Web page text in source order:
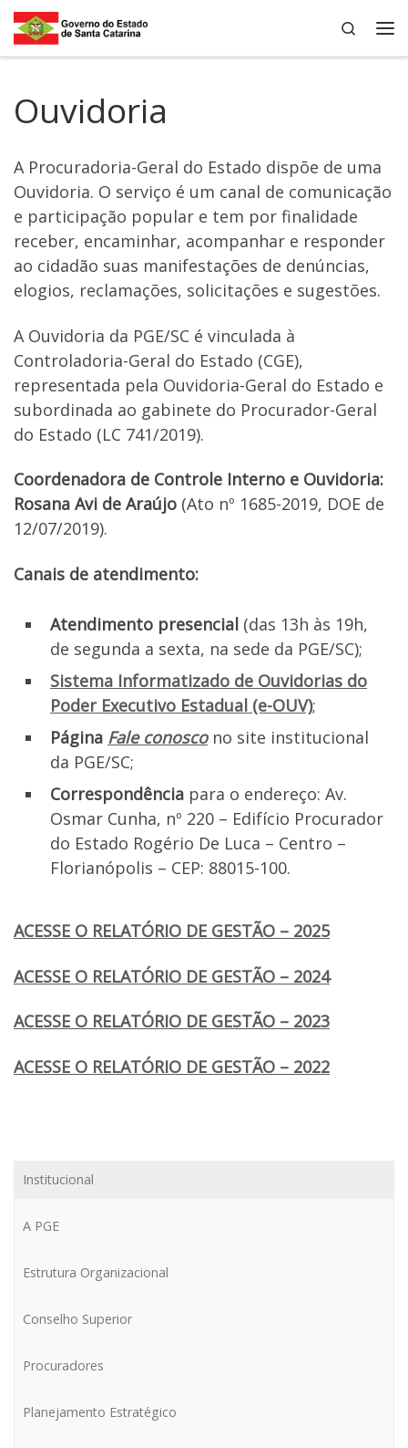
Skip to content
Search
Ouvidoria
A Procuradoria-Geral do Estado dispõe de uma
Ouvidoria. O serviço é um canal de comunicação
e participação popular e tem por finalidade
receber, encaminhar, acompanhar e responder
ao cidadão suas manifestações de denúncias,
elogios, reclamações, solicitações e sugestões.
A Ouvidoria da PGE/SC é vinculada à
Controladoria-Geral do Estado (CGE),
representada pela Ouvidoria-Geral do Estado e
subordinada ao gabinete do Procurador-Geral
do Estado (LC 741/2019).
Coordenadora de Controle Interno e Ouvidoria:
Rosana Avi de Araújo (Ato nº 1685-2019, DOE de
12/07/2019).
Canais de atendimento:
Atendimento presencial (das 13h às 19h,
de segunda a sexta, na sede da PGE/SC);
Sistema Informatizado de Ouvidorias do
Poder Executivo Estadual (e-OUV);
Página Fale conoscono site institucional
da PGE/SC;
Correspondência para o endereço: Av.
Osmar Cunha, nº 220 – Edifício Procurador
do Estado Rogério De Luca – Centro –
Florianópolis – CEP: 88015-100.
ACESSE O RELATÓRIO DE GESTÃO – 2025
ACESSE O RELATÓRIO DE GESTÃO – 2024
ACESSE O RELATÓRIO DE GESTÃO – 2023
ACESSE O RELATÓRIO DE GESTÃO – 2022
Institucional
A PGE
Estrutura Organizacional
Conselho Superior
Procuradores
Planejamento Estratégico